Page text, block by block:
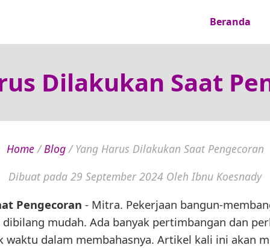
Beranda
Dilakukan Saat
Home/Blog/Yang Harus Dilakukan Saat Pengecoran
Dibuat pada 29 September 2024 Oleh Ibnu Koesnady
Pengecoran - Mitra. Pekerjaan bangun-
mudah. Ada banyak pertimbangan dan
waktu dalam membahasnya. Artikel kali ini akan